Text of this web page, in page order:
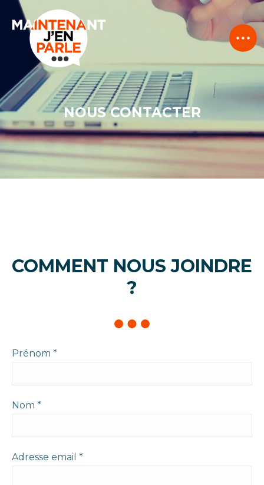
NOUS CONTACTER
COMMENT NOUS JOINDRE
?
Prénom *
Nom *
Adresse email *